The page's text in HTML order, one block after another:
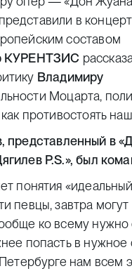
в
составом
КУРЕНТЗИС
Владимиру
Моцарта,
противостоять
представленный в
P.S.», был
понятия
певцы, завтра могут
ко всему нужно
попасть в нужное
нам всем